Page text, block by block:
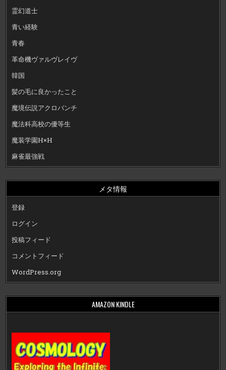
霊幻道士
青い経験
青春
革命機ヴァルヴレイヴ
韓国
髪の毛に良かったこと
魔境伝説アクロバンチ
魔法科高校の優等生
魔装学園H×H
麻雀最強戦
メタ情報
登録
ログイン
投稿フィード
コメントフィード
WordPress.org
AMAZON KINDLE